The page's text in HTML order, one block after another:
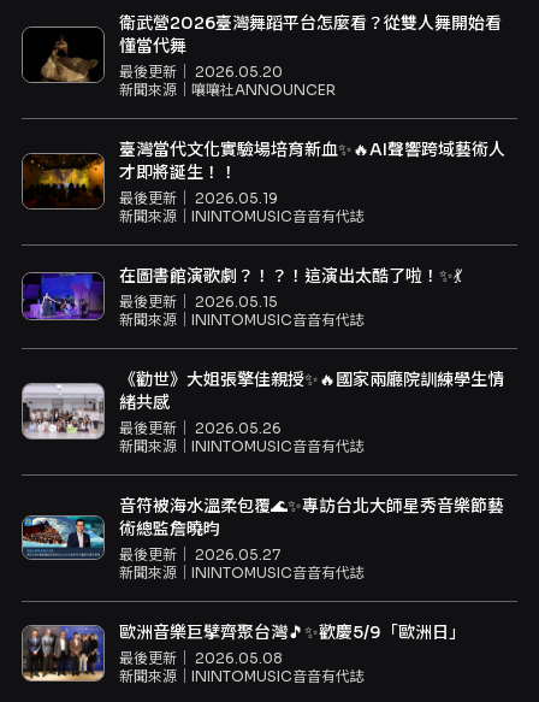
衛武營2026臺灣舞蹈平台怎麼看？從雙人舞開始看
懂當代舞
最後更新｜ 2026.05.20
新聞來源｜ 嚷嚷社ANNOUNCER
臺灣當代文化實驗場培育新血✨🔥AI聲響跨域藝術人
才即將誕生！！
最後更新｜ 2026.05.19
新聞來源｜ ININTOMUSIC音音有代誌
在圖書館演歌劇？！？！這演出太酷了啦！✨💃
最後更新｜ 2026.05.15
新聞來源｜ ININTOMUSIC音音有代誌
《勸世》大姐張擎佳親授✨🔥國家兩廳院訓練學生情
緒共感
最後更新｜ 2026.05.26
新聞來源｜ ININTOMUSIC音音有代誌
音符被海水溫柔包覆🌊✨專訪台北大師星秀音樂節藝
術總監詹曉昀
最後更新｜ 2026.05.27
新聞來源｜ ININTOMUSIC音音有代誌
歐洲音樂巨擘齊聚台灣🎵✨歡慶5/9「歐洲日」
最後更新｜ 2026.05.08
新聞來源｜ ININTOMUSIC音音有代誌